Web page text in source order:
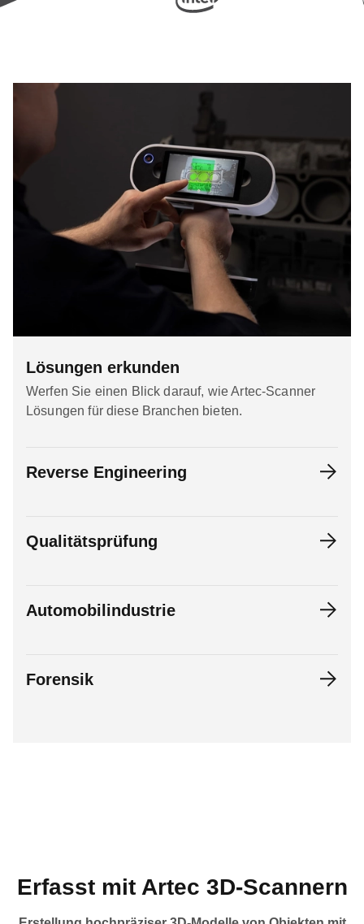
Lösungen erkunden
Werfen Sie einen Blick darauf, wie Artec-Scanner
Lösungen für diese Branchen bieten.
Reverse Engineering
Qualitätsprüfung
Automobilindustrie
Forensik
Erfasst mit Artec 3D-Scannern